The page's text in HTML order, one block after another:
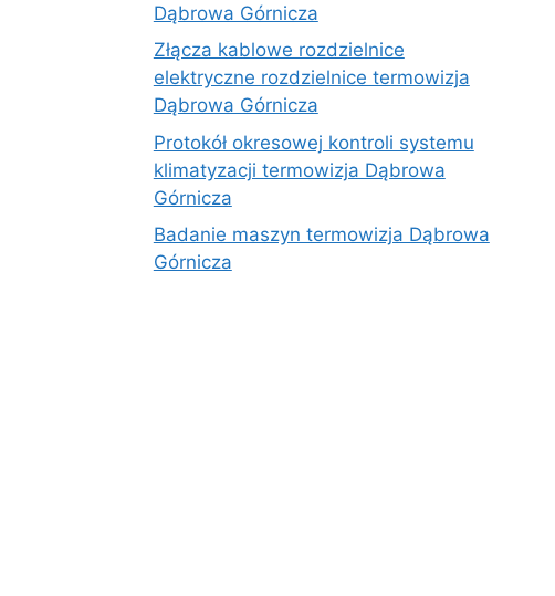
Dąbrowa Górnicza
Złącza kablowe rozdzielnice
elektryczne rozdzielnice termowizja
Dąbrowa Górnicza
Protokół okresowej kontroli systemu
klimatyzacji termowizja Dąbrowa
Górnicza
Badanie maszyn termowizja Dąbrowa
Górnicza